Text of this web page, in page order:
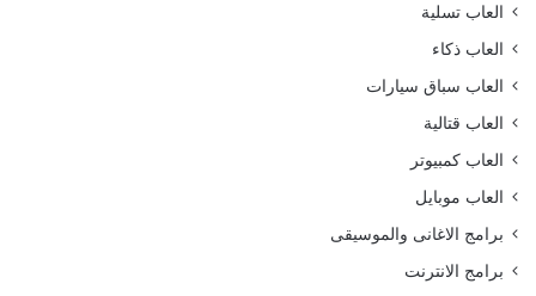
العاب تسلية
العاب ذكاء
العاب سباق سيارات
العاب قتالية
العاب كمبيوتر
العاب موبايل
برامج الاغانى والموسيقى
برامج الانترنت